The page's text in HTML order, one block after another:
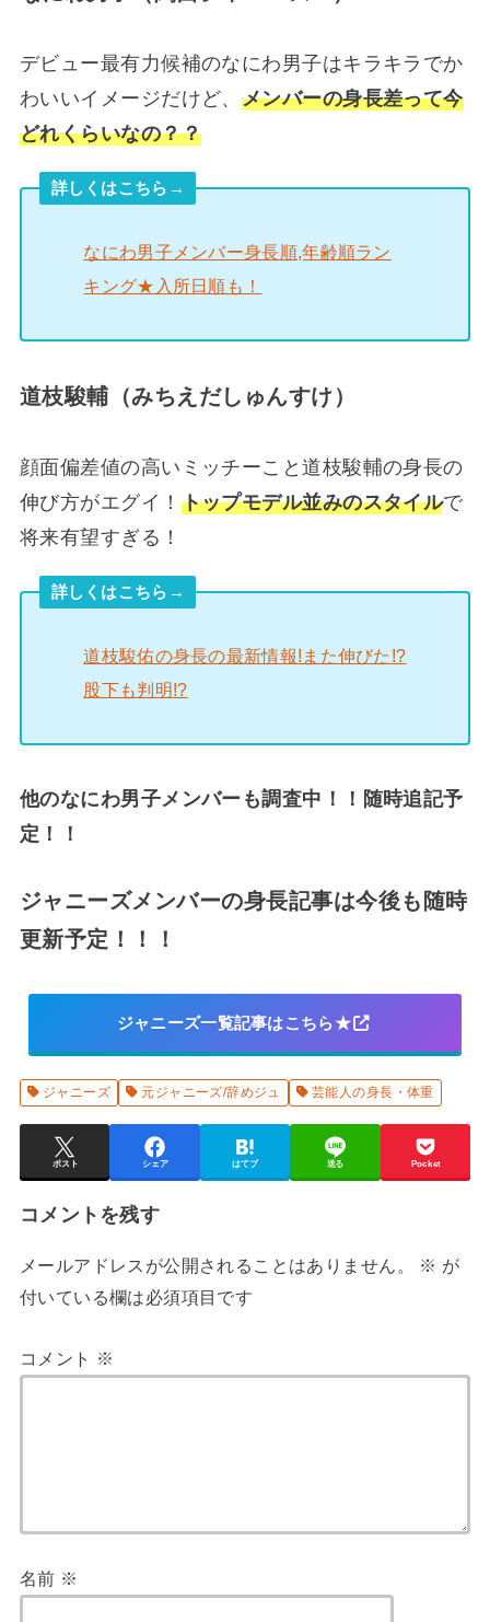
デビュー最有力候補のなにわ男子はキラキラでか
わいいイメージだけど、 メンバーの身長差って今
どれくらいなの？？
詳しくはこちら→
なにわ男子メンバー身長順,年齢順ラン
キング★入所日順も！
道枝駿輔（みちえだしゅんすけ）
顔面偏差値の高いミッチーこと道枝駿輔の身長の
伸び方がエグイ！ トップモデル並みのスタイルで
将来有望すぎる！
詳しくはこちら→
道枝駿佑の身長の最新情報!また伸びた!?
股下も判明!?
他のなにわ男子メンバーも調査中！！随時追記予
定！！
ジャニーズメンバーの身長記事は今後も随時
更新予定！！！
ジャニーズ一覧記事はこちら★
ジャニーズ 元ジャニーズ/辞めジュ 芸能人の身長・体重
ポスト シェア はてブ 送る Pocket
コメントを残す
メールアドレスが公開されることはありません。 ※ が
付いている欄は必須項目です
コメント ※
名前 ※